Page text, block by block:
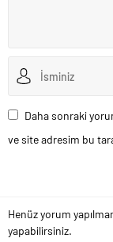
Daha sonraki
ve site adresim bu
Henüz yorum
yapabilirsiniz.